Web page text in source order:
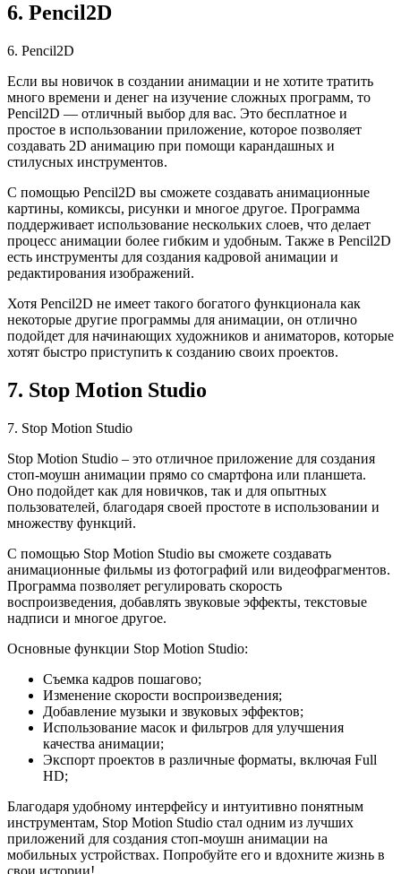
6. Pencil2D
6. Pencil2D
Если вы новичок в создании анимации и не хотите тратить
много времени и денег на изучение сложных программ, то
Pencil2D — отличный выбор для вас. Это бесплатное и
простое в использовании приложение, которое позволяет
создавать 2D анимацию при помощи карандашных и
стилусных инструментов.
С помощью Pencil2D вы сможете создавать анимационные
картины, комиксы, рисунки и многое другое. Программа
поддерживает использование нескольких слоев, что делает
процесс анимации более гибким и удобным. Также в Pencil2D
есть инструменты для создания кадровой анимации и
редактирования изображений.
Хотя Pencil2D не имеет такого богатого функционала как
некоторые другие программы для анимации, он отлично
подойдет для начинающих художников и аниматоров, которые
хотят быстро приступить к созданию своих проектов.
7. Stop Motion Studio
7. Stop Motion Studio
Stop Motion Studio – это отличное приложение для создания
стоп-моушн анимации прямо со смартфона или планшета.
Оно подойдет как для новичков, так и для опытных
пользователей, благодаря своей простоте в использовании и
множеству функций.
С помощью Stop Motion Studio вы сможете создавать
анимационные фильмы из фотографий или видеофрагментов.
Программа позволяет регулировать скорость
воспроизведения, добавлять звуковые эффекты, текстовые
надписи и многое другое.
Основные функции Stop Motion Studio:
Съемка кадров пошагово;
Изменение скорости воспроизведения;
Добавление музыки и звуковых эффектов;
Использование масок и фильтров для улучшения
качества анимации;
Экспорт проектов в различные форматы, включая Full
HD;
Благодаря удобному интерфейсу и интуитивно понятным
инструментам, Stop Motion Studio стал одним из лучших
приложений для создания стоп-моушн анимации на
мобильных устройствах. Попробуйте его и вдохните жизнь в
свои истории!